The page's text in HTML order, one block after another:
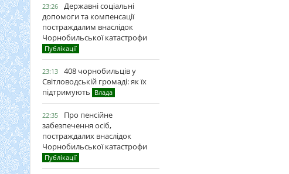
23:26
Державні соціальні
допомоги та компенсації
постраждалим внаслідок
Чорнобильської катастрофи
Публікації
23:13
408 чорнобильців у
Світловодській громаді: як їх
підтримують Влада
22:35
Про пенсійне
забезпечення осіб,
постраждалих внаслідок
Чорнобильської катастрофи
Публікації